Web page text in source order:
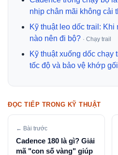
nhịp chân mãi không cải
Kỹ thuật leo dốc trail: Khi
nào nên đi bộ? · Chạy trail
Kỹ thuật xuống dốc chạy
tốc độ và bảo vệ khớp
ĐỌC TIẾP TRONG KỸ THUẬT
← Bài trước
Cadence 180 là gì? Giải
mã "con số vàng" giúp